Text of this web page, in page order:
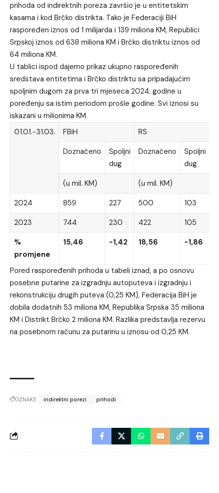
prihoda od indirektnih poreza završio je u entitetskim
kasama i kod Brčko distrikta. Tako je Federaciji BiH
raspoređen iznos od 1 milijarda i 139 miliona KM, Republici
Srpskoj iznos od 638 miliona KM i Brčko distriktu iznos od
64 miliona KM.
U tablici ispod dajemo prikaz ukupno raspoređenih
sredstava entitetima i Brčko distriktu sa pripadajućim
spoljnim dugom za prva tri mjeseca 2024. godine u
poređenju sa istim periodom prošle godine. Svi iznosi su
iskazani u milionima KM.
01.01.-31.03.
FBiH RS
Doznačeno
Spoljni
dug
Doznačeno
Spoljni
dug
(u mil. KM) (u mil. KM)
2024
859 227 500 103
2023
744 230 422 105
%
promjene
15,46 -1,42 18,56 -1,86
Pored raspoređenih prihoda u tabeli iznad, a po osnovu
posebne putarine za izgradnju autoputeva i izgradnju i
rekonstrukciju drugih puteva (0,25 KM), Federacija BiH je
dobila dodatnih 53 miliona KM, Republika Srpska 35 miliona
KM i Distrikt Brčko 2 miliona KM. Razlika predstavlja rezervu
na posebnom računu za putarinu u iznosu od 0,25 KM.
OZNAKE: indirektni porezi prihodi